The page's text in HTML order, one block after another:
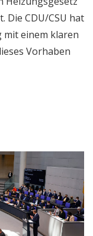
Die CDU/CSU hat
mit einem klaren
Vorhaben